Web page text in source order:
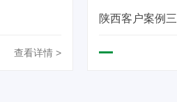
查看详情 >
陕西客户案例三